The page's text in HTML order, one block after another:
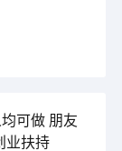
可做 朋友
业扶持